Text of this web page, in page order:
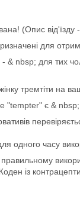
(Опис від'їзду
для
nbsp; для тих
тремтіти на
"tempter" є &
одного часу
правильному
із